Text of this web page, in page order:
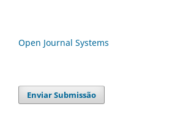
Open Journal Systems
Enviar Submissão